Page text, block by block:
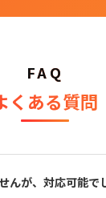
FAQ
くある質問
んが、対応可能で